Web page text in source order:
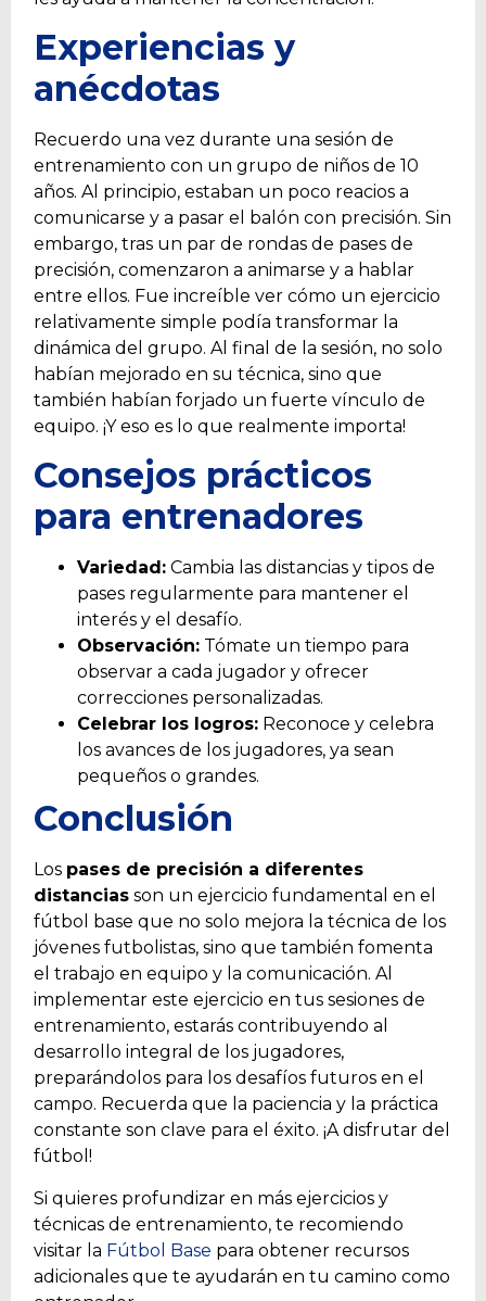
Experiencias y
anécdotas
Recuerdo una vez durante una sesión de
entrenamiento con un grupo de niños de 10
años. Al principio, estaban un poco reacios a
comunicarse y a pasar el balón con precisión. Sin
embargo, tras un par de rondas de pases de
precisión, comenzaron a animarse y a hablar
entre ellos. Fue increíble ver cómo un ejercicio
relativamente simple podía transformar la
dinámica del grupo. Al final de la sesión, no solo
habían mejorado en su técnica, sino que
también habían forjado un fuerte vínculo de
equipo. ¡Y eso es lo que realmente importa!
Consejos prácticos
para entrenadores
Variedad: Cambia las distancias y tipos de
pases regularmente para mantener el
interés y el desafío.
Observación: Tómate un tiempo para
observar a cada jugador y ofrecer
correcciones personalizadas.
Celebrar los logros: Reconoce y celebra
los avances de los jugadores, ya sean
pequeños o grandes.
Conclusión
Los pases de precisión a diferentes
distancias son un ejercicio fundamental en el
fútbol base que no solo mejora la técnica de los
jóvenes futbolistas, sino que también fomenta
el trabajo en equipo y la comunicación. Al
implementar este ejercicio en tus sesiones de
entrenamiento, estarás contribuyendo al
desarrollo integral de los jugadores,
preparándolos para los desafíos futuros en el
campo. Recuerda que la paciencia y la práctica
constante son clave para el éxito. ¡A disfrutar del
fútbol!
Si quieres profundizar en más ejercicios y
técnicas de entrenamiento, te recomiendo
visitar la Fútbol Base para obtener recursos
adicionales que te ayudarán en tu camino como